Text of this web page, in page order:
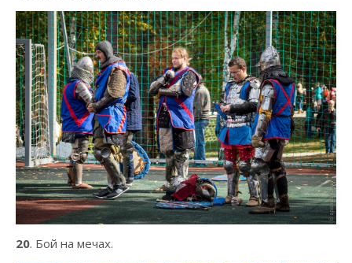
20. Бой на мечах.